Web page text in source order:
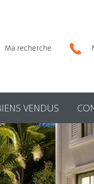
Ma recherche
VENDUS